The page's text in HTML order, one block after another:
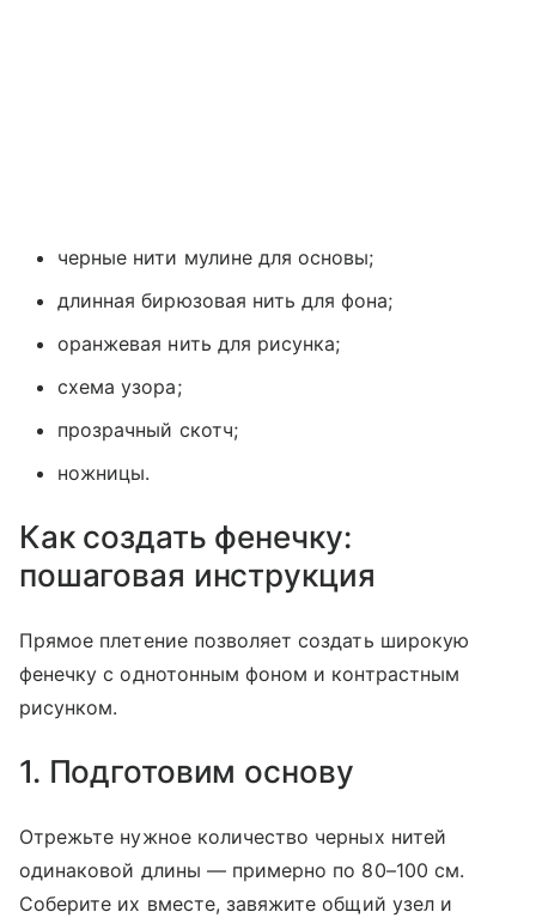
черные нити мулине для основы;
длинная бирюзовая нить для фона;
оранжевая нить для рисунка;
схема узора;
прозрачный скотч;
ножницы.
Как создать фенечку:
пошаговая инструкция
Прямое плетение позволяет создать широкую
фенечку с однотонным фоном и контрастным
рисунком.
1. Подготовим основу
Отрежьте нужное количество черных нитей
одинаковой длины — примерно по 80–100 см.
Соберите их вместе, завяжите общий узел и